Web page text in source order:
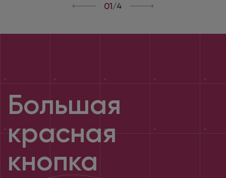
01/4
Большая
красная
кнопка